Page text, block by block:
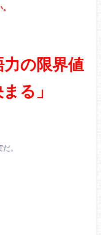
力の限界値
る」
。